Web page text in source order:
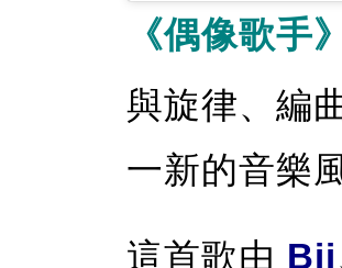
《偶像歌手》
與旋律、編
一新的音樂
這首歌由 Bii